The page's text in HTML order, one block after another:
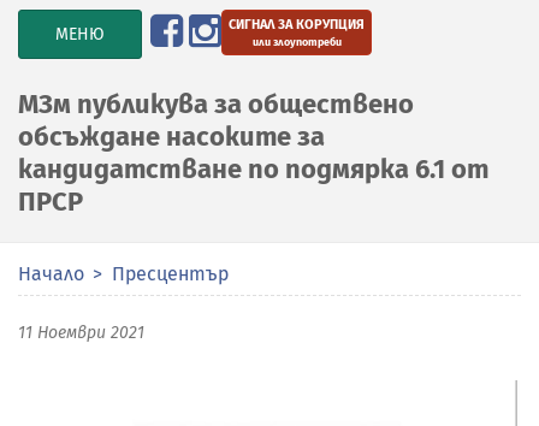
TOGGLE
NAVIGATION
МЕНЮ СИГНАЛ ЗА КОРУПЦИЯ
или злоупотреби
МЗм публикува за обществено
обсъждане насоките за
кандидатстване по подмярка 6.1 от
ПРСР
Начало Пресцентър
11 Ноември 2021